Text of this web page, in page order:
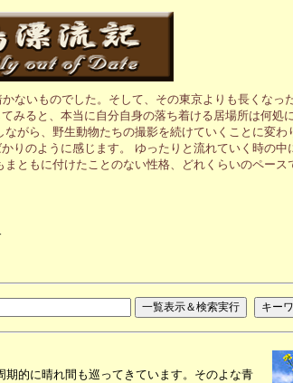
いものでした。そして、その東京よりも長くなっ
みると、本当に自分自身の落ち着ける居場所は何処
がら、野生動物たちの撮影を続けていくことに変
りのように感じます。 ゆったりと流れていく時の
ともに付けたことのない性格、どれくらいのペー
的に晴れ間も巡ってきています。そのよな青